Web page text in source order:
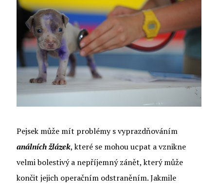
Pejsek může mít problémy s vyprazdňováním
análních žlázek, které se mohou ucpat a vznikne
velmi bolestivý a nepříjemný zánět, který může
končit jejich operačním odstraněním. Jakmile